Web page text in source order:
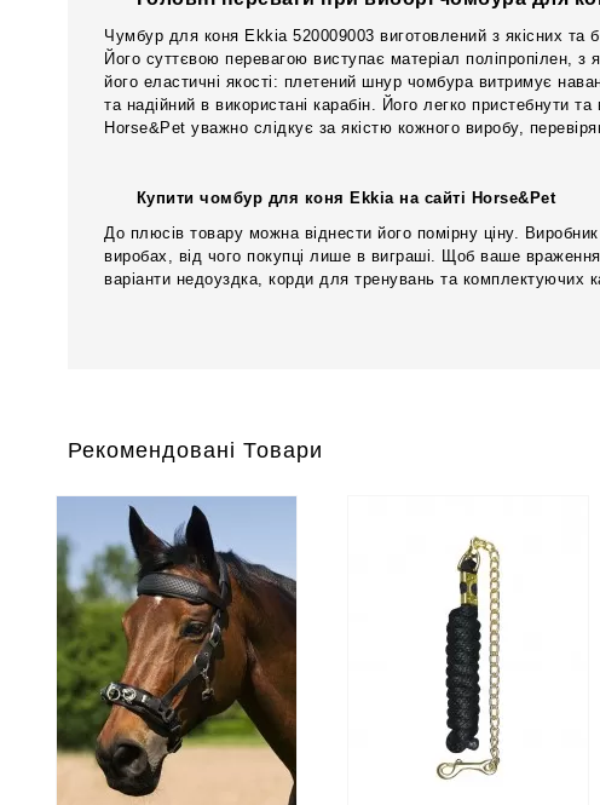
Чумбур для коня Ekkia 520009003 виготовлений з якісних та
Його суттєвою перевагою виступає матеріал поліпропілен,
його еластичні якості: плетений шнур чомбура витримує
та надійний в використані карабін. Його легко пристебнути
Horse&Pet уважно слідкує за якістю кожного виробу,
Купити чомбур для коня Ekkia на сайті Horse&Pet
До плюсів товару можна віднести його помірну ціну.
виробах, від чого покупці лише в виграші. Щоб ваше
варіанти недоуздка, корди для тренувань та комплектуючих
Рекомендовані Товари